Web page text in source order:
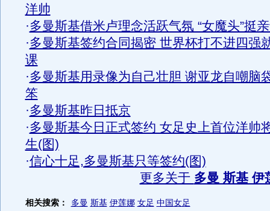
洋帅
·多曼斯基借米卢理念活跃气氛 “女魔头”挺
·多曼斯基签约合同揭密 世界杯打不进四强
课
·多曼斯基用录像为自己壮胆 谢亚龙自嘲脑
笨
·多曼斯基昨日抵京
·多曼斯基今日正式签约 女足史上首位洋帅
生(图)
·信心十足,多曼斯基只等签约(图)
更多关于 多曼 斯基 伊
相关搜索： 多曼 斯基 伊莲娜 女足 中国女足